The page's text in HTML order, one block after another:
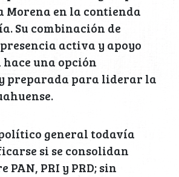
Morena en la contienda
Su combinación de
activa y apoyo
una opción
preparada para liderar la
general todavía
si se consolidan
PAN, PRI y PRD; sin